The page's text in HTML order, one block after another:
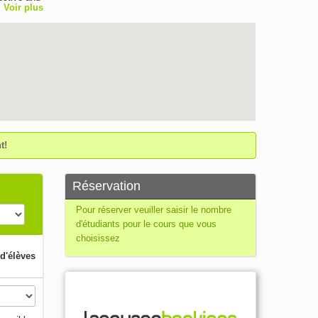
exam
Voir plus
Réservation
Pour réserver veuiller saisir le nombre
d'étudiants pour le cours que vous
choisissez